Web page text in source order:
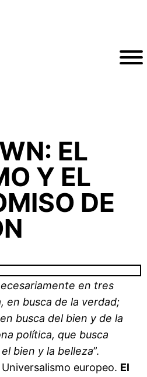
EL
Y EL
DE
en tres
en busca de la verdad;
busca del bien y de la
política, que busca
bien y la belleza”.
europeo. El